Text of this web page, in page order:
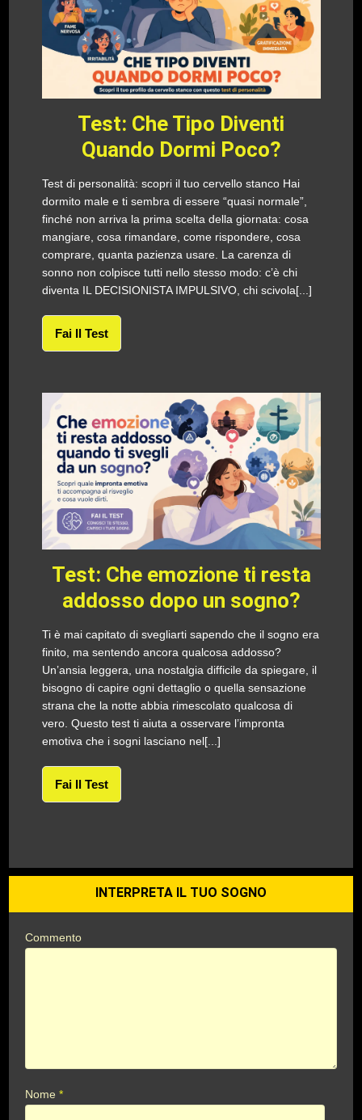
Test: Che Tipo Diventi
Quando Dormi Poco?
Test di personalità: scopri il tuo cervello stanco Hai
dormito male e ti sembra di essere “quasi normale”,
finché non arriva la prima scelta della giornata: cosa
mangiare, cosa rimandare, come rispondere, cosa
comprare, quanta pazienza usare. La carenza di
sonno non colpisce tutti nello stesso modo: c’è chi
diventa IL DECISIONISTA IMPULSIVO, chi scivola[...]
Fai Il Test
Test: Che emozione ti resta
addosso dopo un sogno?
Ti è mai capitato di svegliarti sapendo che il sogno era
finito, ma sentendo ancora qualcosa addosso?
Un’ansia leggera, una nostalgia difficile da spiegare, il
bisogno di capire ogni dettaglio o quella sensazione
strana che la notte abbia rimescolato qualcosa di
vero. Questo test ti aiuta a osservare l’impronta
emotiva che i sogni lasciano nel[...]
Fai Il Test
INTERPRETA IL TUO SOGNO
Commento
Nome*